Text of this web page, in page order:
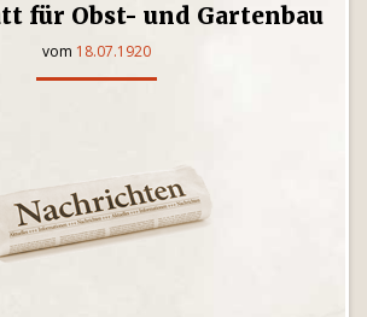
für Obst- und Gartenbau
vom 18.07.1920